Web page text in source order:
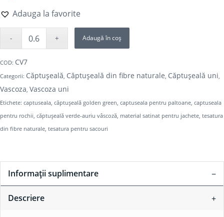
Adauga la favorite
Adaugă în coș
COD: CV7
Categorii: Căptușeală, Căptușeală din fibre naturale, Căptușeală uni,
Vascoza, Vascoza uni
Etichete: captuseala, căptușeală golden green, captuseala pentru paltoane, captuseala
pentru rochii, căptușeală verde-auriu vâscoză, material satinat pentru jachete, tesatura
din fibre naturale, tesatura pentru sacouri
Descriere
Informații suplimentare